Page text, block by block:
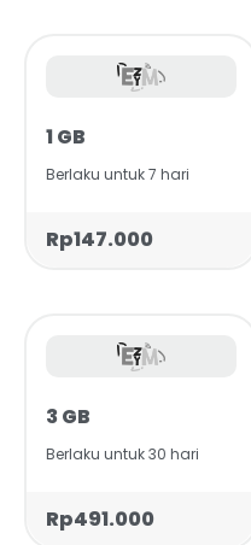
1 GB
Berlaku untuk 7 hari
Rp147.000
3 GB
Berlaku untuk 30 hari
Rp491.000